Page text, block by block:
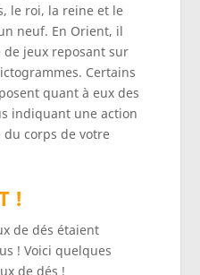
le roi, la reine et le
neuf. En Orient, il
jeux reposant sur
Certains
quant à eux des
indiquant une action
corps de votre
!
de dés étaient
! Voici quelques
de dés !